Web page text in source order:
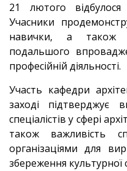
21 лютого відбулося
Учасники
навички, а також
подальшого
професійній діяльності.
Участь кафедри
заході підтверджує
спеціалістів у сфері
також важливість
організаціями для
збереження